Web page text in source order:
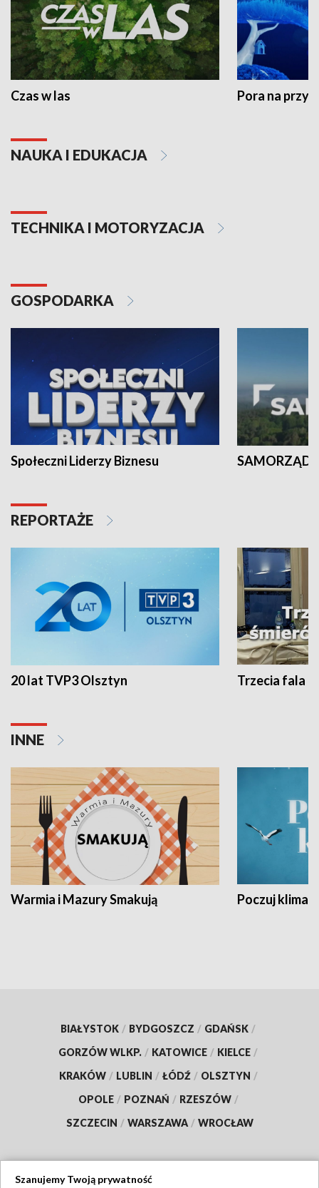
Czas w las Pora na
NAUKA I EDUKACJA
TECHNIKA I MOTORYZACJA
GOSPODARKA
Społeczni Liderzy Biznesu SAMORZĄD
REPORTAŻE
20 lat TVP3 Olsztyn Trzecia fala -
INNE
Warmia i Mazury Smakują Poczuj klimat
BIAŁYSTOK / BYDGOSZCZ / GDAŃSK /
GORZÓW WLKP. / KATOWICE / KIELCE /
KRAKÓW / LUBLIN / ŁÓDŹ / OLSZTYN /
OPOLE / POZNAŃ / RZESZÓW /
SZCZECIN / WARSZAWA / WROCŁAW
Szanujemy Twoją prywatność